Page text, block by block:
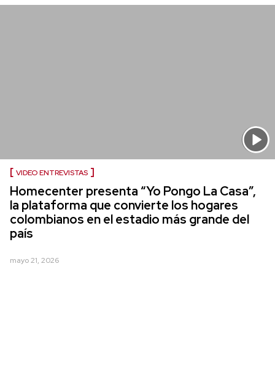
VIDEO ENTREVISTAS
Homecenter presenta “Yo Pongo La Casa”,
la plataforma que convierte los hogares
colombianos en el estadio más grande del
país
mayo 21, 2026